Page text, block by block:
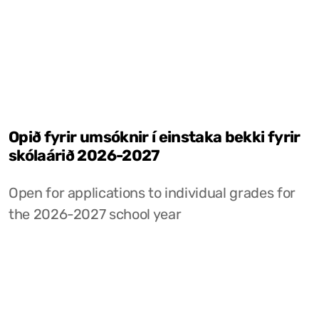
Opið fyrir umsóknir í einstaka bekki fyrir
skólaárið 2026-2027
Open for applications to individual grades for
the 2026-2027 school year